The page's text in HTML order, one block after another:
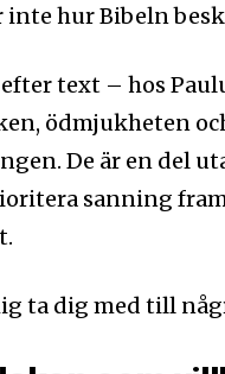
inte hur Bibeln
text – hos
ödmjukheten
De är en del
sanning
ta dig med till